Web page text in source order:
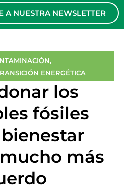
A NUESTRA NEWSLETTER
,
ENERGÉTICA
los
fósiles
más